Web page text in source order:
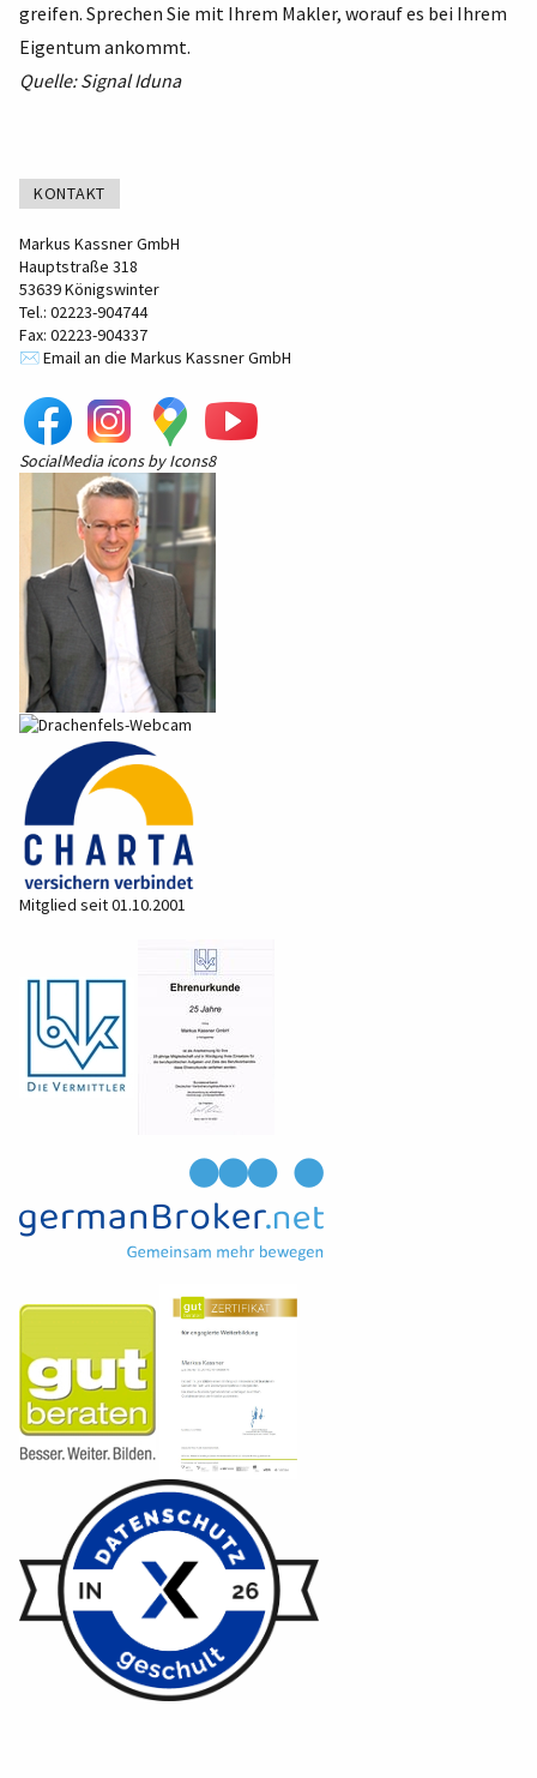
greifen. Sprechen Sie mit Ihrem Makler, worauf es bei Ihrem
Eigentum ankommt.
Quelle: Signal Iduna
KONTAKT
Markus Kassner GmbH
Hauptstraße 318
53639 Königswinter
Tel.: 02223-904744
Fax: 02223-904337
✉️ Email an die Markus Kassner GmbH
SocialMediaicons byIcons8
Mitglied seit 01.10.2001